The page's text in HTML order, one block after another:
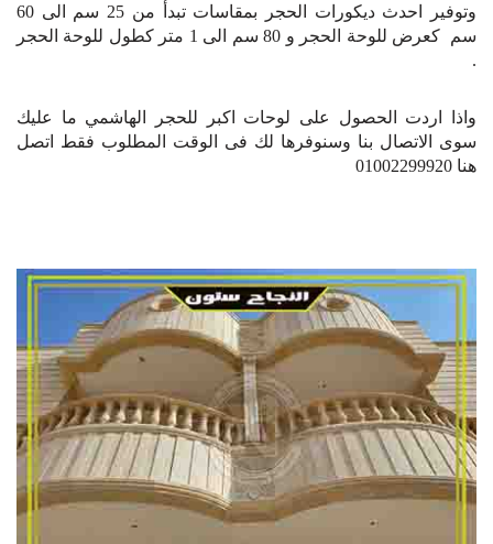
وتوفير احدث ديكورات الحجر بمقاسات تبدأ من 25 سم الى 60
سم كعرض للوحة الحجر و 80 سم الى 1 متر كطول للوحة الحجر
.
واذا اردت الحصول على لوحات اكبر للحجر الهاشمي ما عليك
سوى الاتصال بنا وسنوفرها لك فى الوقت المطلوب فقط اتصل
هنا 01002299920